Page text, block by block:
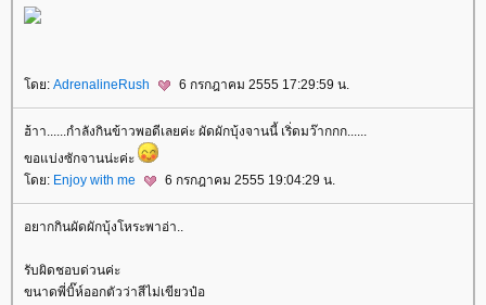
ดย: AdrenalineRush 6 กรกฎาคม 2555 17:29:59 น.
ฮ้าา......กำลังกินข้าวพอดีเลยค่ะ ผัดผักบุ้งจานนี้ เริ่ดมว๊ากกก......
ขอแบ่งซักจานน่ะค่ะ
ดย: Enjoy with me 6 กรกฎาคม 2555 19:04:29 น.
อยากกินผัดผักบุ้งโหระพาอ่า..
รับผิดชอบด่วนค่ะ
ขนาดพี่บิ๊ห์ออกตัวว่าสีไม่เขียวป๋อ